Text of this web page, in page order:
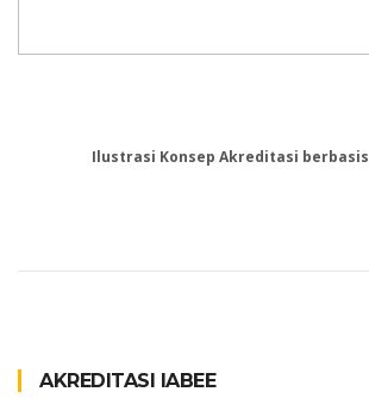
AKREDITASI IABEE
Ilustrasi Konsep Akreditasi berbasis